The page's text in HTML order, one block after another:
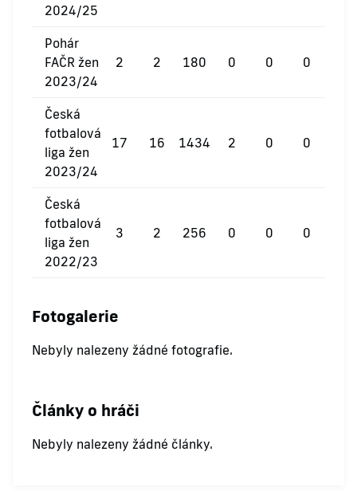
2024/25
Pohár
FAČR žen
2023/24
2 2 180 0 0 0
Česká
fotbalová
liga žen
2023/24
17 16 1434 2 0 0
Česká
fotbalová
liga žen
2022/23
3 2 256 0 0 0
Fotogalerie
Nebyly nalezeny žádné fotografie.
Články o hráči
Nebyly nalezeny žádné články.